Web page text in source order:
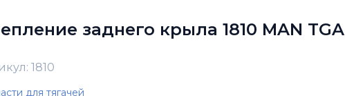
заднего крыла 1810 MAN TGA
1810
для тягачей